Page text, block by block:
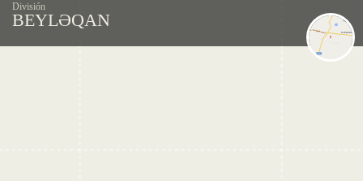
División
BEYLƏQAN